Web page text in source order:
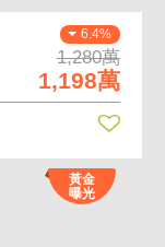
6.4%
1,280萬
1,198萬
黃金
曝光